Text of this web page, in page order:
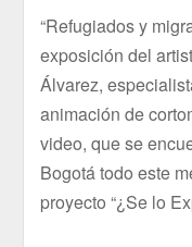
“Refugiados y
exposición del
Álvarez,
animación de
video, que se
Bogotá todo este
proyecto “¿Se lo